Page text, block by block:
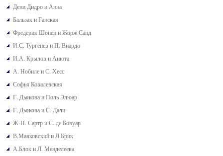
Дени Дидро и Анна
Бальзак и Ганская
Фредерик Шопен и Жорж Санд
И.С. Тургенев и П. Виардо
И.А. Крылов и Анюта
А. Нобиле и С. Хесс
Софья Ковалевская
Г. Дьякова и Поль Элюар
Г. Дьякова и С. Дали
Ж-П. Сартр и С. де Бовуар
В.Маяковский и Л.Брик
А.Блок и Л. Менделеева